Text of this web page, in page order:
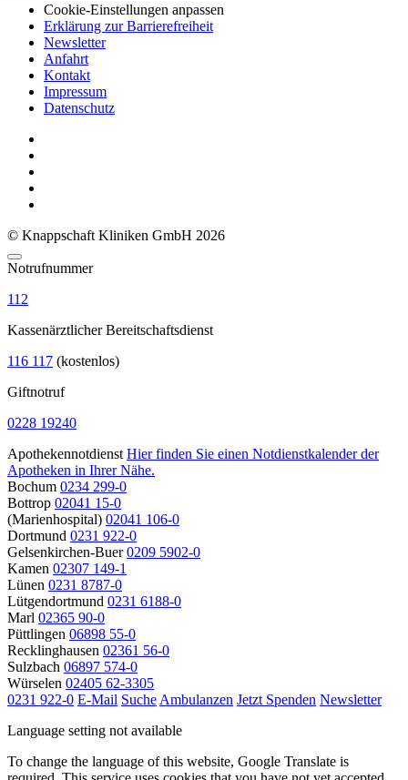
Cookie-Einstellungen anpassen
Erklärung zur Barrierefreiheit
Newsletter
Anfahrt
Kontakt
Impressum
Datenschutz
© Knappschaft Kliniken GmbH 2026
Notrufnummer
112
Kassenärztlicher Bereitschaftsdienst
116 117 (kostenlos)
Giftnotruf
0228 19240
Apothekennotdienst Hier finden Sie einen Notdienstkalender der
Apotheken in Ihrer Nähe.
Bochum 0234 299-0
Bottrop 02041 15-0
(Marienhospital) 02041 106-0
Dortmund 0231 922-0
Gelsenkirchen-Buer 0209 5902-0
Kamen 02307 149-1
Lünen 0231 8787-0
Lütgendortmund 0231 6188-0
Marl 02365 90-0
Püttlingen 06898 55-0
Recklinghausen 02361 56-0
Sulzbach 06897 574-0
Würselen 02405 62-3305
0231 922-0 E-Mail Suche Ambulanzen Jetzt Spenden Newsletter
Language setting not available
To change the language of this website, Google Translate is